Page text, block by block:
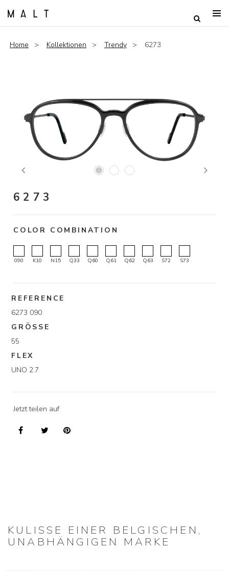
Home Kollektionen Trendy 6273
Previous Next
6273
COLOR COMBINATION
090 K10 N15 Q33 Q60 Q61 Q62 Q63 S72 S73
REFERENCE
6273 090
GRÖSSE
55
FLEX
UNO 2.7
Jetzt teilen auf
KULISSE EINER BELGISCHEN,
UNABHÄNGIGEN MARKE